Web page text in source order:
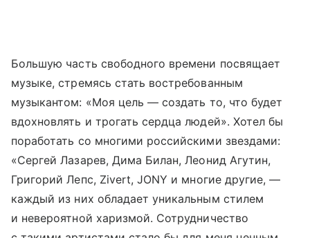
Большую часть свободного времени посвящает
музыке, стремясь стать востребованным
музыкантом: «Моя цель — создать то, что будет
вдохновлять и трогать сердца людей». Хотел бы
поработать со многими российскими звездами:
«Сергей Лазарев, Дима Билан, Леонид Агутин,
Григорий Лепс, Zivert, JONY и многие другие, —
каждый из них обладает уникальным стилем
и невероятной харизмой. Сотрудничество